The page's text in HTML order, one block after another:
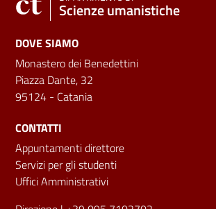
Scienze umanistiche
DOVE SIAMO
Monastero dei Benedettini
Piazza Dante, 32
95124 - Catania
CONTATTI
Appuntamenti direttore
Servizi per gli studenti
Uffici Amministrativi